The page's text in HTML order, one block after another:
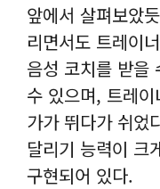
앞에서 살펴보았
리면서도 트레이
음성 코치를 받을
수 있으며, 트레
가가 뛰다가 쉬었
달리기 능력이 크
구현되어 있다.